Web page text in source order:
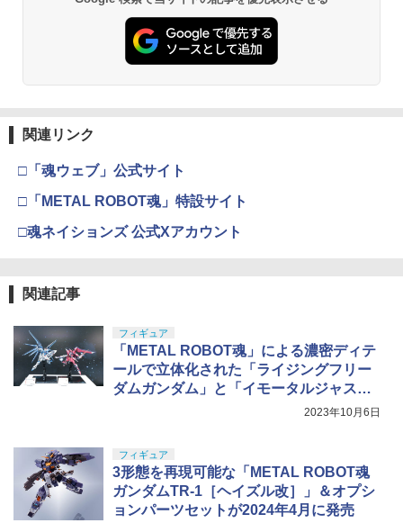
関連リンク
□「魂ウェブ」公式サイト
□「METAL ROBOT魂」特設サイト
□魂ネイションズ 公式Xアカウント
関連記事
フィギュア
「METAL ROBOT魂」による濃密ディテ
ールで立体化された「ライジングフリー
ダムガンダム」と「イモータルジャステ
2023年10月6日
フィギュア
3形態を再現可能な「METAL ROBOT魂
ガンダムTR-1［ヘイズル改］」＆オプシ
ョンパーツセットが2024年4月に発売